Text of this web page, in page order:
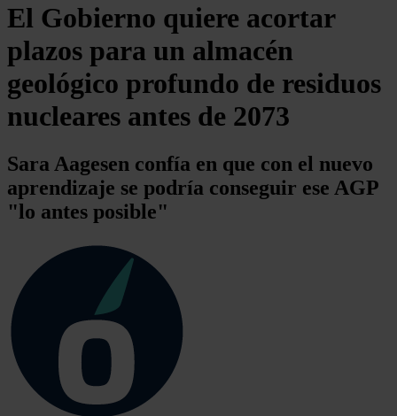
El Gobierno quiere acortar
plazos para un almacén
geológico profundo de residuos
nucleares antes de 2073
Sara Aagesen confía en que con el nuevo
aprendizaje se podría conseguir ese AGP
"lo antes posible"